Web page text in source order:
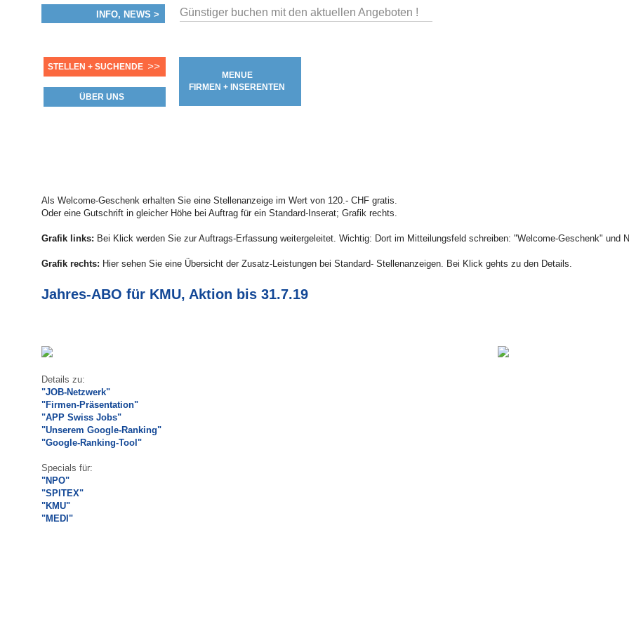
INFO, NEWS > Günstiger buchen mit den aktuellen Angeboten !
STELLEN + SUCHENDE >>
ÜBER UNS
MENUE
FIRMEN + INSERENTEN
Als Welcome-Geschenk erhalten Sie eine Stellenanzeige im Wert von 120.- CHF gratis.
Oder eine Gutschrift in gleicher Höhe bei Auftrag für ein Standard-Inserat; Grafik rechts.
Grafik links: Bei Klick werden Sie zur Auftrags-Erfassung weitergeleitet. Wichtig: Dort im Mitteilungsfeld schreiben: "Welcome-Geschenk" und
Grafik rechts: Hier sehen Sie eine Übersicht der Zusatz-Leistungen bei Standard- Stellenanzeigen. Bei Klick gehts zu den Details.
Jahres-ABO für KMU, Aktion bis 31.7.19
Details zu:
"JOB-Netzwerk"
"Firmen-Präsentation"
"APP Swiss Jobs"
"Unserem Google-Ranking"
"Google-Ranking-Tool"
Specials für:
"NPO"
"SPITEX"
"KMU"
"MEDI"